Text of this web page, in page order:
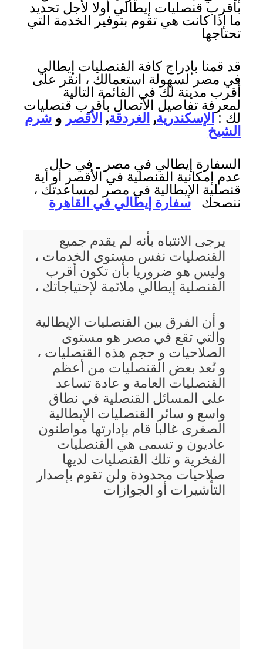
بأقرب قنصليات إيطالي أولا لأجل تحديد
ما إذا كانت هي تقوم بتوفير الخدمة التي
تحتاجها
قد قمنا بإدراج كافة القنصليات إيطالي
في مصر لسهولة استعمالك ، انقر على
أقرب مدينة لك في القائمة التالية
لمعرفة تفاصيل الاتصال بأقرب قنصليات
لك : الإسكندرية, الغردقة, الأقصر وشرم
الشيخ
السفارة إيطالي في مصر ـ في حال
عدم إمكانية القنصلية في الأقصر أو أية
قنصلية الإيطالية في مصر لمساعدتك ،
ننصحكسفارة إيطالي في القاهرة
يرجى الانتباه بأنه لم يقدم جميع
القنصليات نفس مستوى الخدمات ،
وليس هو ضروريا بأن تكون أقرب
القنصلية إيطالي ملائمة لإحتياجاتك ،
و أن الفرق بين القنصليات الإيطالية
والتي تقع في مصر هو مستوى
الصلاحيات و حجم هذه القنصليات ،
و تُعد بعض القنصليات من أعظم
القنصليات العامة و عادة تساعد
على المسائل القنصلية في نطاق
واسع و سائر القنصليات الإيطالية
الصغرى غالبا قام بإدارتها مواطنون
عاديون و تسمى هي القنصليات
الفخرية و تلك القنصليات لديها
صلاحيات محدودة ولن تقوم بإصدار
التأشيرات أو الجوازات